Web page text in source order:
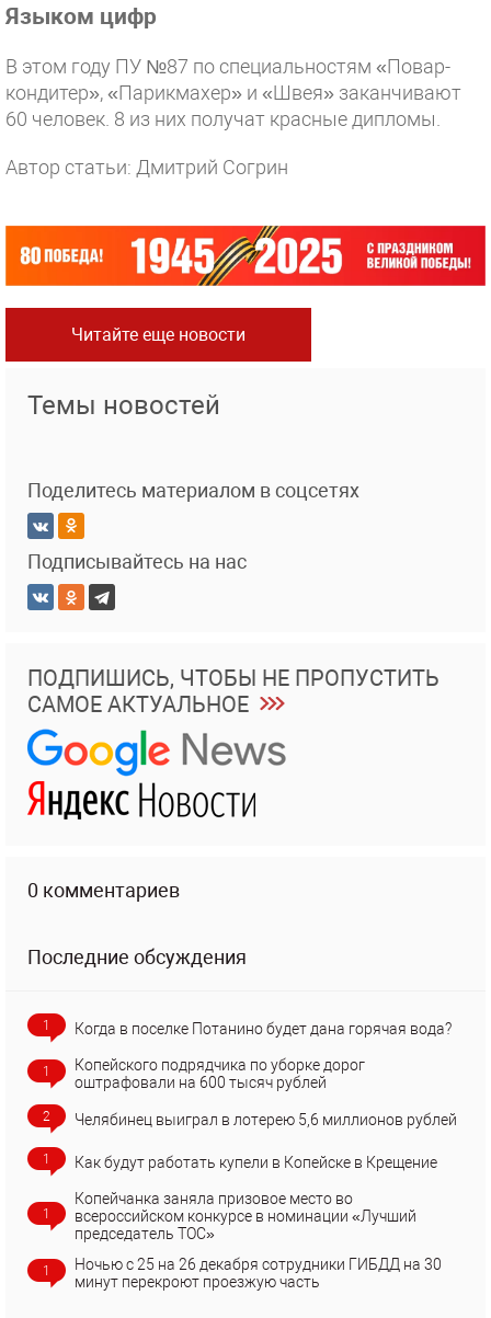
Языком цифр
В этом году ПУ №87 по специальностям «Повар-
кондитер», «Парикмахер» и «Швея» заканчивают
60 человек. 8 из них получат красные дипломы.
Автор статьи: Дмитрий Согрин
Читайте еще новости
Темы новостей
Поделитесь материалом в соцсетях
Подписывайтесь на нас
ПОДПИШИСЬ, ЧТОБЫ НЕ ПРОПУСТИТЬ
САМОЕ АКТУАЛЬНОЕ
0 комментариев
Последние обсуждения
1 Когда в поселке Потанино будет дана горячая вода?
1
Копейского подрядчика по уборке дорог
оштрафовали на 600 тысяч рублей
2 Челябинец выиграл в лотерею 5,6 миллионов рублей
1 Как будут работать купели в Копейске в Крещение
1
Копейчанка заняла призовое место во
всероссийском конкурсе в номинации «Лучший
председатель ТОС»
1
Ночью с 25 на 26 декабря сотрудники ГИБДД на 30
минут перекроют проезжую часть